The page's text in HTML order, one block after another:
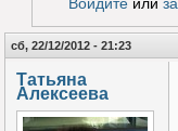
Войдитеили
сб, 22/12/2012 - 21:23
Татьяна
Алексеева